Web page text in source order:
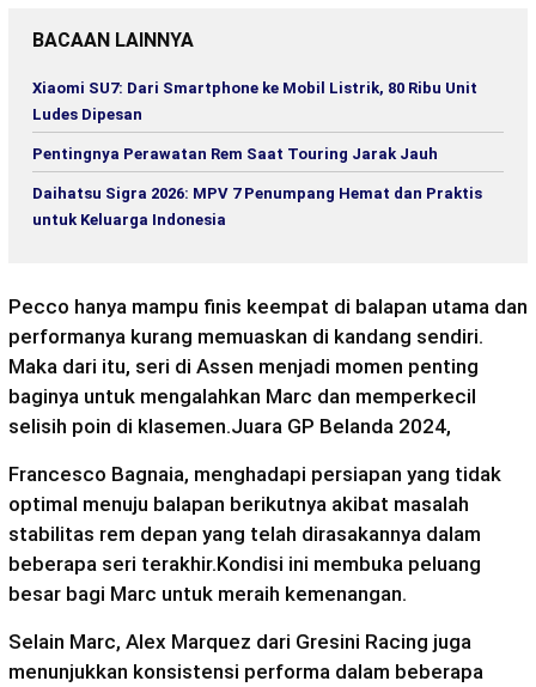
BACAAN LAINNYA
Xiaomi SU7: Dari Smartphone ke Mobil Listrik, 80 Ribu Unit
Ludes Dipesan
Pentingnya Perawatan Rem Saat Touring Jarak Jauh
Daihatsu Sigra 2026: MPV 7 Penumpang Hemat dan Praktis
untuk Keluarga Indonesia
Pecco hanya mampu finis keempat di balapan utama dan
performanya kurang memuaskan di kandang sendiri.
Maka dari itu, seri di Assen menjadi momen penting
baginya untuk mengalahkan Marc dan memperkecil
selisih poin di klasemen.Juara GP Belanda 2024,
Francesco Bagnaia, menghadapi persiapan yang tidak
optimal menuju balapan berikutnya akibat masalah
stabilitas rem depan yang telah dirasakannya dalam
beberapa seri terakhir.Kondisi ini membuka peluang
besar bagi Marc untuk meraih kemenangan.
Selain Marc, Alex Marquez dari Gresini Racing juga
menunjukkan konsistensi performa dalam beberapa